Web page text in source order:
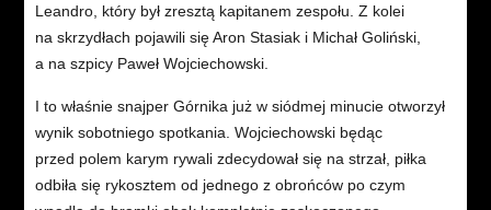
Leandro, który był zresztą kapitanem zespołu. Z kolei
na skrzydłach pojawili się Aron Stasiak i Michał Goliński,
a na szpicy Paweł Wojciechowski.
I to właśnie snajper Górnika już w siódmej minucie otworzył
wynik sobotniego spotkania. Wojciechowski będąc
przed polem karym rywali zdecydował się na strzał, piłka
odbiła się rykosztem od jednego z obrońców po czym